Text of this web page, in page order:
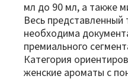
мл до 90 мл, а также
Весь
необходима
премиального
Категория
женские ароматы с